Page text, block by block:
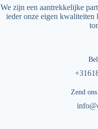
We zijn een aantrekkelijke
ieder onze eigen
Zend